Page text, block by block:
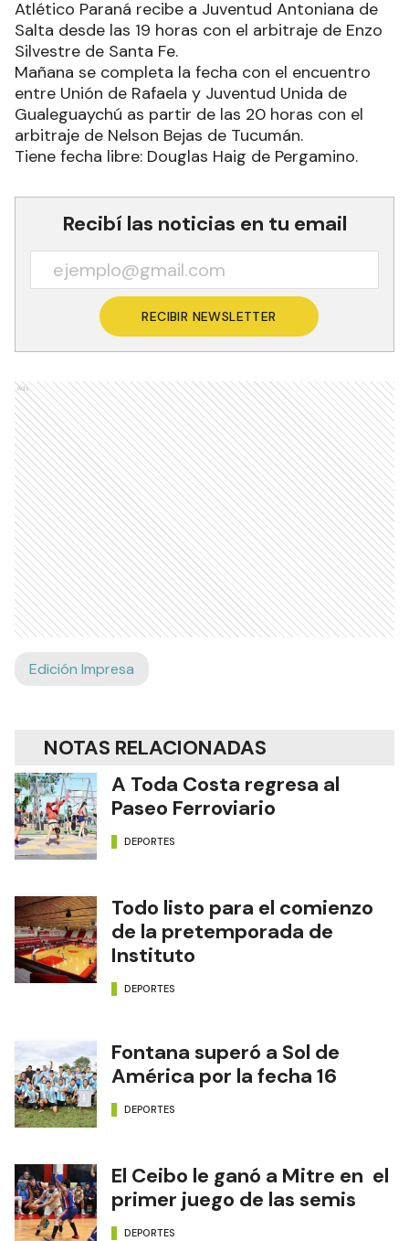
Atlético Paraná recibe a Juventud Antoniana de
Salta desde las 19 horas con el arbitraje de Enzo
Silvestre de Santa Fe.
Mañana se completa la fecha con el encuentro
entre Unión de Rafaela y Juventud Unida de
Gualeguaychú as partir de las 20 horas con el
arbitraje de Nelson Bejas de Tucumán.
Tiene fecha libre: Douglas Haig de Pergamino.
Recibí las noticias en tu email
RECIBIR NEWSLETTER
Ads
Edición Impresa
NOTAS RELACIONADAS
A Toda Costa regresa al
Paseo Ferroviario
DEPORTES
Todo listo para el comienzo
de la pretemporada de
Instituto
DEPORTES
Fontana superó a Sol de
América por la fecha 16
DEPORTES
El Ceibo le ganó a Mitre en el
primer juego de las semis
DEPORTES